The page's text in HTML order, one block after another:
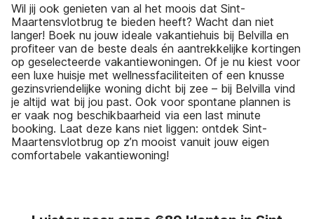
Wil jij ook genieten van al het moois dat Sint-
Maartensvlotbrug te bieden heeft? Wacht dan niet
langer! Boek nu jouw ideale vakantiehuis bij Belvilla en
profiteer van de beste deals én aantrekkelijke kortingen
op geselecteerde vakantiewoningen. Of je nu kiest voor
een luxe huisje met wellnessfaciliteiten of een knusse
gezinsvriendelijke woning dicht bij zee – bij Belvilla vind
je altijd wat bij jou past. Ook voor spontane plannen is
er vaak nog beschikbaarheid via een last minute
booking. Laat deze kans niet liggen: ontdek Sint-
Maartensvlotbrug op z’n mooist vanuit jouw eigen
comfortabele vakantiewoning!